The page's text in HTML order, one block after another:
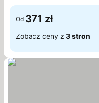
Od 371 zł
Zobacz ceny z 3 stron